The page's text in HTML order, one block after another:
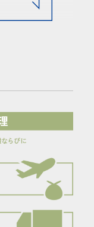
株式会社）
機工業株
社）
3.75t／時